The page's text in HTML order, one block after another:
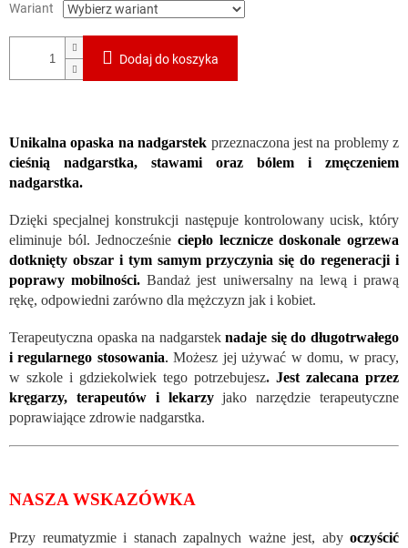
Wariant
Dodaj do koszyka
Unikalna opaska na nadgarstek przeznaczona jest na problemy z
cieśnią nadgarstka, stawami oraz bólem i zmęczeniem
nadgarstka.
Dzięki specjalnej konstrukcji następuje kontrolowany ucisk, który
eliminuje ból. Jednocześnie ciepło lecznicze doskonale ogrzewa
dotknięty obszar i tym samym przyczynia się do regeneracji i
poprawy mobilności. Bandaż jest uniwersalny na lewą i prawą
rękę, odpowiedni zarówno dla mężczyzn jak i kobiet.
Terapeutyczna opaska na nadgarsteknadaje się do długotrwałego
i regularnego stosowania. Możesz jej używać w domu, w pracy,
w szkole i gdziekolwiek tego potrzebujesz. Jest zalecana przez
kręgarzy, terapeutów i lekarzyjako narzędzie terapeutyczne
poprawiające zdrowie nadgarstka.
NASZA WSKAZÓWKA
Przy reumatyzmie i stanach zapalnych ważne jest, aby oczyścić